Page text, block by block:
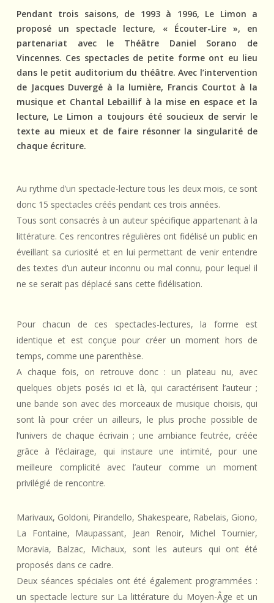
Pendant trois saisons, de 1993 à 1996, Le Limon a
proposé un spectacle lecture, « Écouter-Lire », en
partenariat avec le Théâtre Daniel Sorano de
Vincennes. Ces spectacles de petite forme ont eu lieu
dans le petit auditorium du théâtre. Avec l’intervention
de Jacques Duvergé à la lumière, Francis Courtot à la
musique et Chantal Lebaillif à la mise en espace et la
lecture, Le Limon a toujours été soucieux de servir le
texte au mieux et de faire résonner la singularité de
chaque écriture.
Au rythme d’un spectacle-lecture tous les deux mois, ce sont
donc 15 spectacles créés pendant ces trois années.
Tous sont consacrés à un auteur spécifique appartenant à la
littérature. Ces rencontres régulières ont fidélisé un public en
éveillant sa curiosité et en lui permettant de venir entendre
des textes d’un auteur inconnu ou mal connu, pour lequel il
ne se serait pas déplacé sans cette fidélisation.
Pour chacun de ces spectacles-lectures, la forme est
identique et est conçue pour créer un moment hors de
temps, comme une parenthèse.
A chaque fois, on retrouve donc : un plateau nu, avec
quelques objets posés ici et là, qui caractérisent l’auteur ;
une bande son avec des morceaux de musique choisis, qui
sont là pour créer un ailleurs, le plus proche possible de
l’univers de chaque écrivain ; une ambiance feutrée, créée
grâce à l’éclairage, qui instaure une intimité, pour une
meilleure complicité avec l’auteur comme un moment
privilégié de rencontre.
Marivaux, Goldoni, Pirandello, Shakespeare, Rabelais, Giono,
La Fontaine, Maupassant, Jean Renoir, Michel Tournier,
Moravia, Balzac, Michaux, sont les auteurs qui ont été
proposés dans ce cadre.
Deux séances spéciales ont été également programmées :
un spectacle lecture sur La littérature du Moyen-Âge et un